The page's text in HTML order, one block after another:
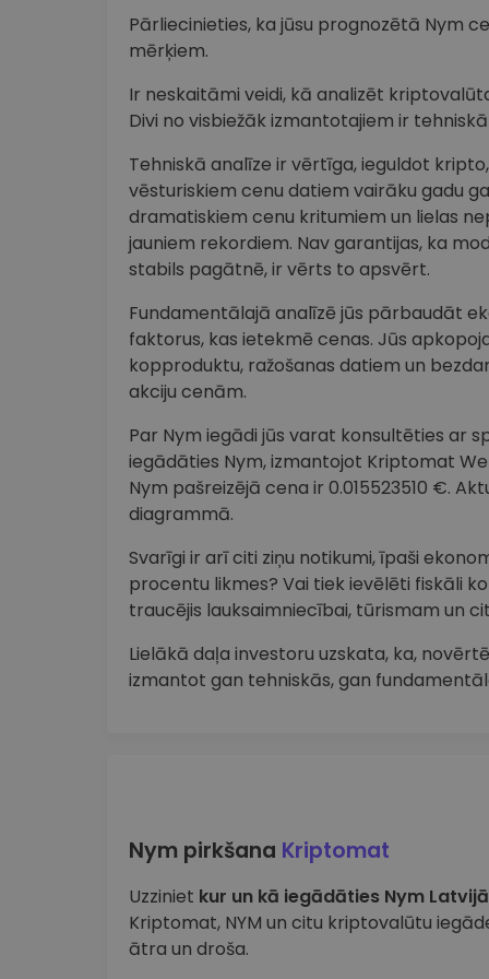
Pārliecinieties, ka jūsu prognozētā Nym
mērķiem.
Ir neskaitāmi veidi, kā analizēt
Divi no visbiežāk izmantotajiem ir
Tehniskā analīze ir vērtīga, ieguldot
vēsturiskiem cenu datiem vairāku gadu
dramatiskiem cenu kritumiem un lielas
jauniem rekordiem. Nav garantijas, ka
stabils pagātnē, ir vērts to apsvērt.
Fundamentālajā analīzē jūs pārbaudāt
faktorus, kas ietekmē cenas. Jūs
kopproduktu, ražošanas datiem un
akciju cenām.
Par Nym iegādi jūs varat konsultēties ar
iegādāties Nym, izmantojot Kriptomat
Nym pašreizējā cena ir 0.015523510 €.
diagrammā.
Svarīgi ir arī citi ziņu notikumi, īpaši
procentu likmes? Vai tiek ievēlēti fiskāli
traucējis lauksaimniecībai, tūrismam un
Lielākā daļa investoru uzskata, ka,
izmantot gan tehniskās, gan
Nym pirkšana Kriptomat
Uzziniet kur un kā iegādāties Nym Latvijā
Kriptomat, NYM un citu kriptovalūtu
ātra un droša.